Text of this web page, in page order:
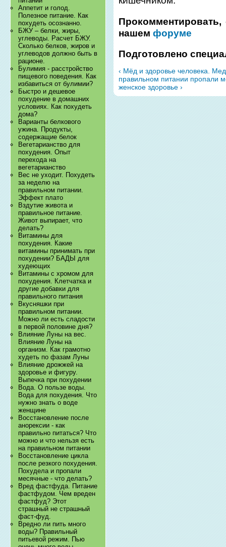
Аппетит и голод.
Полезное питание. Как
похудеть осознанно.
БЖУ – белки, жиры,
углеводы. Расчет БЖУ.
Сколько белков, жиров и
углеводов должно быть в
рационе.
Булимия - расстройство
пищевого поведения. Как
избавиться от булимии?
Быстро и дешевое
похудение в домашних
условиях. Как похудеть
дома?
Варианты белкового
ужина. Продукты,
содержащие белок
Вегетарианство для
похудения. Опыт
перехода на
вегетарианство
Вес не уходит. Похудеть
за неделю на
правильном питании.
Эффект плато
Вздутие живота и
правильное питание.
Живот выпирает, что
делать?
Витамины для
похудения. Какие
витамины принимать при
похудении? БАДЫ для
худеющих
Витамины с хромом для
похудения. Клетчатка и
другие добавки для
правильного питания
Вкусняшки при
правильном питании.
Можно ли есть сладости
в первой половине дня?
Влияние Луны на вес.
Влияние Луны на
организм. Как грамотно
худеть по фазам Луны
Влияние дрожжей на
здоровье и фигуру.
Выпечка при похудении
Вода. О пользе воды.
Вода для похудения. Что
нужно знать о воде
женщине
Восстановление после
анорексии - как
правильно питаться? Что
можно и что нельзя есть
на правильном питании
Восстановление цикла
после резкого похудения.
Похудела и пропали
месячные - что делать?
Вред фастфуда. Питание
фастфудом. Чем вреден
фастфуд? Этот
страшный не страшный
фаст-фуд.
Вредно ли пить много
воды? Правильный
питьевой режим. Пью
нашемфоруме
Подготовлено
‹ Мёд и здоровье человека.
правильном питании пропали
женское здоровье ›